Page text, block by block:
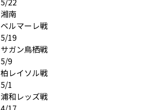
湘南
ベルマーレ戦
5/19
サガン鳥栖戦
5/9
柏レイソル戦
5/1
浦和レッズ戦